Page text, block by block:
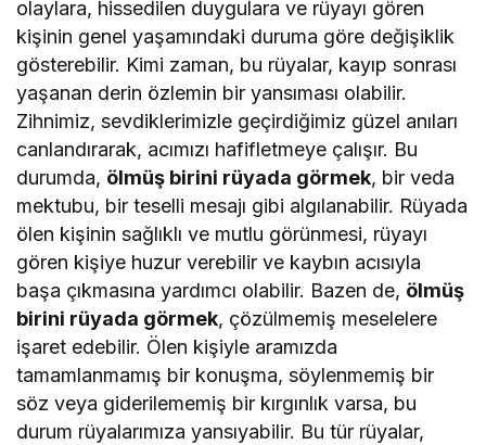
olaylara, hissedilen duygulara ve rüyayı gören
kişinin genel yaşamındaki duruma göre değişiklik
gösterebilir. Kimi zaman, bu rüyalar, kayıp sonrası
yaşanan derin özlemin bir yansıması olabilir.
Zihnimiz, sevdiklerimizle geçirdiğimiz güzel anıları
canlandırarak, acımızı hafifletmeye çalışır. Bu
durumda, ölmüş birini rüyada görmek, bir veda
mektubu, bir teselli mesajı gibi algılanabilir. Rüyada
ölen kişinin sağlıklı ve mutlu görünmesi, rüyayı
gören kişiye huzur verebilir ve kaybın acısıyla
başa çıkmasına yardımcı olabilir. Bazen de, ölmüş
birini rüyada görmek, çözülmemiş meselelere
işaret edebilir. Ölen kişiyle aramızda
tamamlanmamış bir konuşma, söylenmemiş bir
söz veya giderilememiş bir kırgınlık varsa, bu
durum rüyalarımıza yansıyabilir. Bu tür rüyalar,